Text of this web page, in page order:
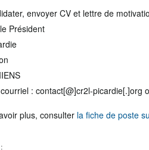
envoyer CV et lettre de
Président
: contact[@]cr2l-picardie[.]org
plus, consulter la fiche de poste